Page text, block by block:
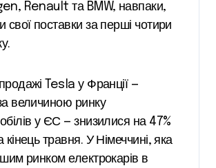
Renault та BMW, навпаки,
свої поставки за перші чотири
Tesla у Франції —
величиною ринку
у ЄС — знизилися на 47%
кінець травня. У Німеччині, яка
ринком електрокарів в